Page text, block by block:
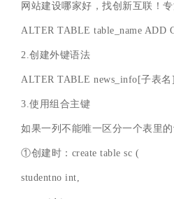
网站建设哪家好，找创新互联！
ALTER TABLE table_name ADD
2.创建外键语法
ALTER TABLE news_info[子表
3.使用组合主键
如果一列不能唯一区分一个表里
①创建时：create table sc (
studentno int,